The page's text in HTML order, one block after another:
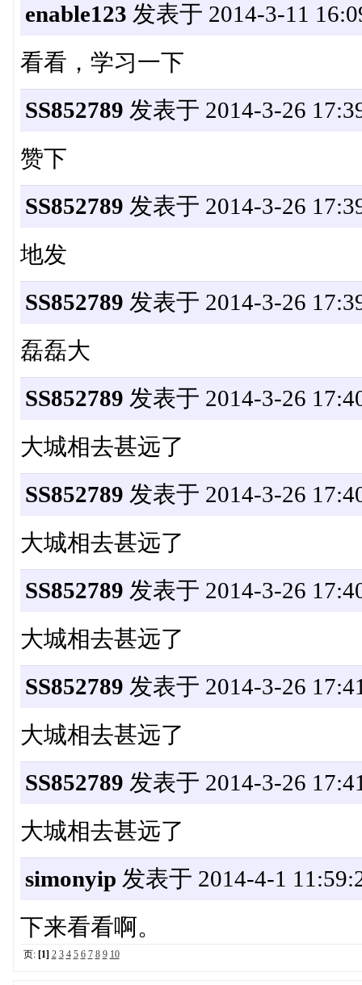
enable123 发表于 2014-3-11
看看，学习一下
SS852789 发表于 2014-3-26
赞下
SS852789 发表于 2014-3-26
地发
SS852789 发表于 2014-3-26
磊磊大
SS852789 发表于 2014-3-26
大城相去甚远了
SS852789 发表于 2014-3-26
大城相去甚远了
SS852789 发表于 2014-3-26
大城相去甚远了
SS852789 发表于 2014-3-26
大城相去甚远了
SS852789 发表于 2014-3-26
大城相去甚远了
simonyip 发表于 2014-4-1
下来看看啊。
页: [1] 2 3 4 5 6 7 8 9 10